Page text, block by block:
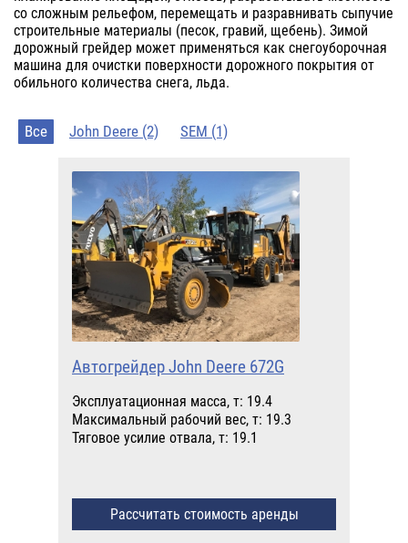
со сложным рельефом, перемещать и разравнивать сыпучие
строительные материалы (песок, гравий, щебень). Зимой
дорожный грейдер может применяться как снегоуборочная
машина для очистки поверхности дорожного покрытия от
обильного количества снега, льда.
Все John Deere (2) SEM (1)
Автогрейдер John Deere 672G
Эксплуатационная масса, т: 19.4
Максимальный рабочий вес, т: 19.3
Тяговое усилие отвала, т: 19.1
Рассчитать стоимость аренды